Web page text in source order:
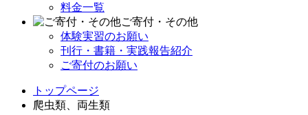
料金一覧
ご寄付・その他
体験実習のお願い
刊行・書籍・実践報告紹介
ご寄付のお願い
トップページ
爬虫類、両生類